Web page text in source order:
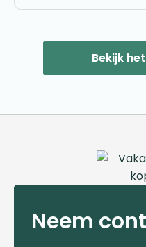
Bekijk
Neem